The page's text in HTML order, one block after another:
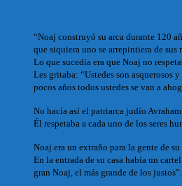
“Noaj construyó su arca durante 120
que siquiera uno se arrepintiera de sus
Lo que sucedía era que Noaj no
Les gritaba: “Ustedes son asquerosos
pocos años todos ustedes se van a
No hacía así el patriarca judío Avraham.
Él respetaba a cada uno de los seres
Noaj era un extraño para la gente de su
En la entrada de su casa había un
gran Noaj, el más grande de los justos”.